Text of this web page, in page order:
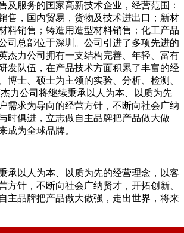
及服务的国家高新技术企业，经营范围：
售，国内贸易，货物及技术进出口；新材
料销售；铸造用造型材料销售；化工产品
司总部位于深圳。公司引进了多项先进的
杰力公司拥有一支结构完善、年轻、富有
发队伍，在产品技术方面积累了丰富的经
博士、硕士为主领的实验、分析、检测、
力公司将继续秉承以人为本、以质为先
需求为导向的经营方针，不断向社会广纳
时俱进，立志做自主品牌把产品做大做
成为全球品牌。
承以人为本、以质为先的经营理念，以客
方针，不断向社会广纳贤才，开拓创新、
主品牌把产品做大做强，走出世界，将来